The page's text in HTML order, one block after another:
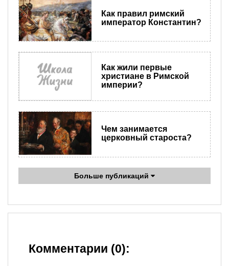
Как правил римский
император Константин?
Как жили первые
христиане в Римской
империи?
Чем занимается
церковный староста?
Больше публикаций
Комментарии (0):